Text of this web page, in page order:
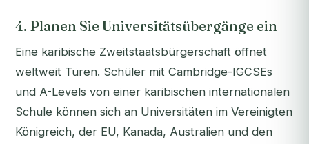
4. Planen Sie Universitätsübergänge ein
Eine karibische Zweitstaatsbürgerschaft öffnet
weltweit Türen. Schüler mit Cambridge-IGCSEs
und A-Levels von einer karibischen internationalen
Schule können sich an Universitäten im Vereinigten
Königreich, der EU, Kanada, Australien und den